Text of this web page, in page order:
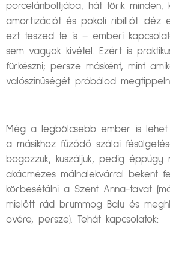
porcelánboltjába, hát törik minden,
amortizációt és pokoli ribilliót idéz
ezt teszed te is – emberi
sem vagyok kivétel. Ezért is
fürkészni; persze másként, mint
valószínűségét próbálod
Még a legbölcsebb ember is lehet
a másikhoz fűződő szálai
bogozzuk, kuszáljuk, pedig éppúgy
akácmézes málnalekvárral bekent
körbesétálni a Szent Anna-tavat
mielőtt rád brummog Balu és
övére, persze). Tehát kapcsolatok: